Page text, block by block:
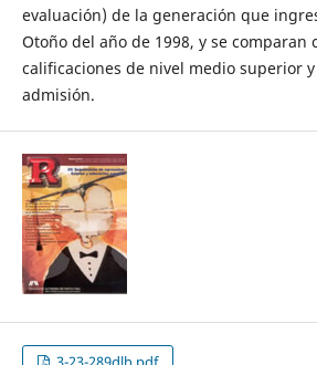
evaluación) de la generación que
Otoño del año de 1998, y se comparan
calificaciones de nivel medio superior
admisión.